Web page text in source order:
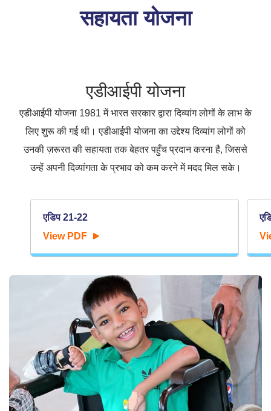
सहायता योजना
एडीआईपी योजना
एडीआईपी योजना 1981 में भारत सरकार द्वारा दिव्यांग लोगों के लाभ के
लिए शुरू की गई थी। एडीआईपी योजना का उद्देश्य दिव्यांग लोगों को
उनकी ज़रूरत की सहायता तक बेहतर पहुँच प्रदान करना है, जिससे
उन्हें अपनी दिव्यांगता के प्रभाव को कम करने में मदद मिल सके।
एडिप 21-22
View PDF